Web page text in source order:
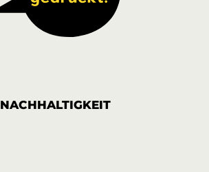
NACHHALTIGKEIT